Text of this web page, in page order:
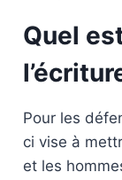
Quel
Pour les
ci vise à
et les